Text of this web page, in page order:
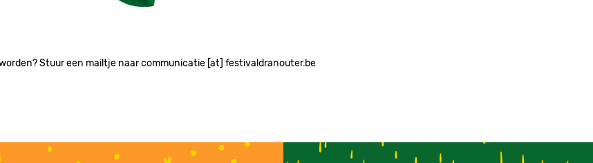
Stuur een mailtje naar communicatie [at] festivaldranouter.be